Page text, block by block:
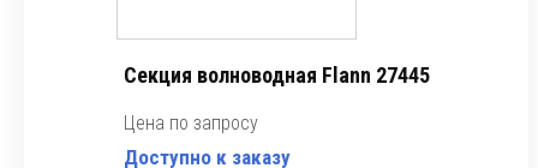
Секция волноводная Flann 27445
Цена по запросу
Доступно к заказу